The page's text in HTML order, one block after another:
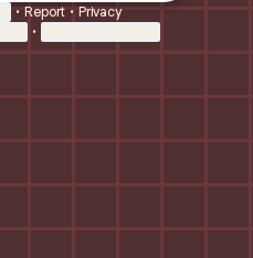
• Report • Privacy
• More from Linktree